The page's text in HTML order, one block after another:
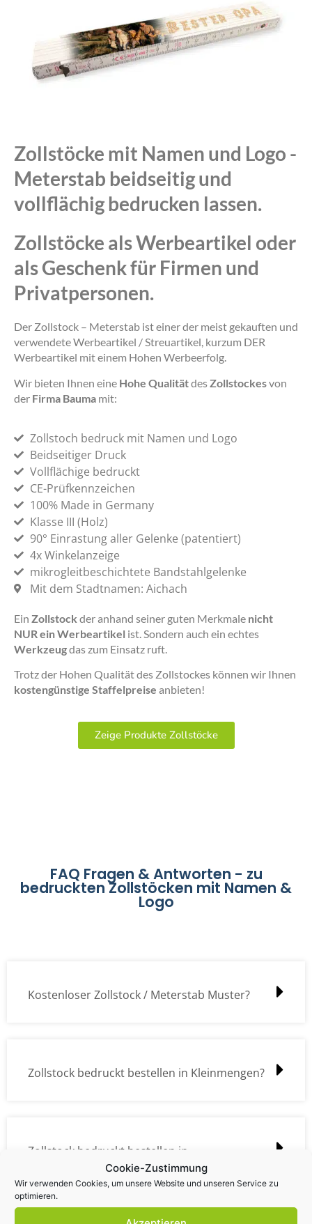
Cookie-Zustimmung
Wir verwenden Cookies, um unsere Website und unseren Service zu
optimieren.
Zollstöcke mit Namen und Logo -
Meterstab beidseitig und
vollflächig bedrucken lassen.
Zollstöcke als Werbeartikel oder
als Geschenk für Firmen und
Privatpersonen.
Der Zollstock – Meterstab ist einer der meist gekauften und
verwendete Werbeartikel / Streuartikel, kurzum DER
Werbeartikel mit einem Hohen Werbeerfolg.
Wir bieten Ihnen eine Hohe Qualitätdes Zollstockesvon
der Firma Bauma mit:
Zollstoch bedruck mit Namen und Logo
Beidseitiger Druck
Vollflächige bedruckt
CE-Prüfkennzeichen
100% Made in Germany
Klasse III (Holz)
90° Einrastung aller Gelenke (patentiert)
4x Winkelanzeige
mikrogleitbeschichtete Bandstahlgelenke
Mit dem Stadtnamen: Aichach
Ein Zollstock der anhand seiner guten Merkmale nicht
NUR ein Werbeartikel ist. Sondern auch ein echtes
Werkzeugdas zum Einsatz ruft.
Trotz der Hohen Qualität des Zollstockes können wir Ihnen
kostengünstige Staffelpreise anbieten!
Zeige Produkte Zollstöcke
FAQ Fragen & Antworten - zu
bedruckten Zollstöcken mit Namen &
Logo
Kostenloser Zollstock / Meterstab Muster?
Zollstock bedruckt bestellen in Kleinmengen?
Zollstock bedruckt bestellen in